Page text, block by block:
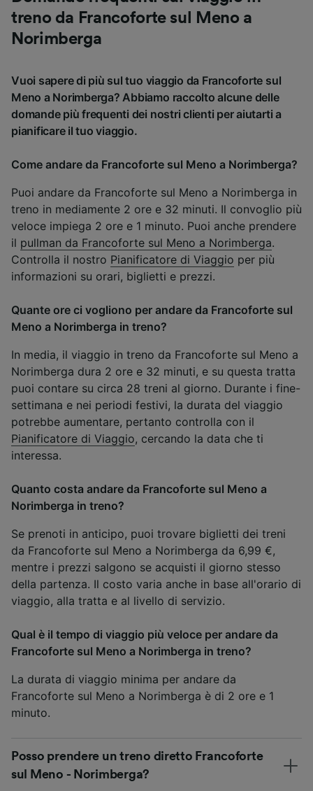
treno da Francoforte sul Meno a
Norimberga
Vuoi sapere di più sul tuo viaggio da Francoforte sul
Meno a Norimberga? Abbiamo raccolto alcune delle
domande più frequenti dei nostri clienti per aiutarti a
pianificare il tuo viaggio.
Come andare da Francoforte sul Meno a Norimberga?
Puoi andare da Francoforte sul Meno a Norimberga in
treno in mediamente 2 ore e 32 minuti. Il convoglio più
veloce impiega 2 ore e 1 minuto. Puoi anche prendere
il pullman da Francoforte sul Meno a Norimberga.
Controlla il nostro Pianificatore di Viaggio per più
informazioni su orari, biglietti e prezzi.
Quante ore ci vogliono per andare da Francoforte sul
Meno a Norimberga in treno?
In media, il viaggio in treno da Francoforte sul Meno a
Norimberga dura 2 ore e 32 minuti, e su questa tratta
puoi contare su circa 28 treni al giorno. Durante i fine-
settimana e nei periodi festivi, la durata del viaggio
potrebbe aumentare, pertanto controlla con il
Pianificatore di Viaggio, cercando la data che ti
interessa.
Quanto costa andare da Francoforte sul Meno a
Norimberga in treno?
Se prenoti in anticipo, puoi trovare biglietti dei treni
da Francoforte sul Meno a Norimberga da 6,99 €,
mentre i prezzi salgono se acquisti il giorno stesso
della partenza. Il costo varia anche in base all'orario di
viaggio, alla tratta e al livello di servizio.
Qual è il tempo di viaggio più veloce per andare da
Francoforte sul Meno a Norimberga in treno?
La durata di viaggio minima per andare da
Francoforte sul Meno a Norimberga è di 2 ore e 1
minuto.
Posso prendere un treno diretto Francoforte
sul Meno - Norimberga?